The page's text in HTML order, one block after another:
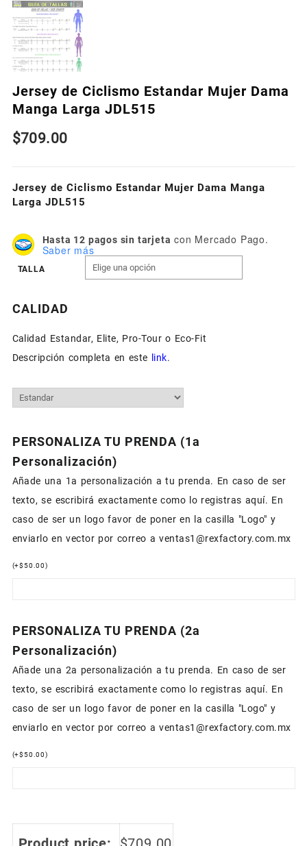
Jersey de Ciclismo Estandar Mujer Dama
Manga Larga JDL515
$709.00
Jersey de Ciclismo Estandar Mujer Dama Manga
Larga JDL515
Hasta 12 pagos sin tarjeta con Mercado Pago.
Saber más
TALLA
CALIDAD
Calidad Estandar, Elite, Pro-Tour o Eco-Fit
Descripción completa en este
link.
PERSONALIZA TU PRENDA (1a
Personalización)
Añade una 1a personalización a tu prenda. En caso de ser
texto, se escribirá exactamente como lo registras aquí. En
caso de ser un logo favor de poner en la casilla "Logo" y
enviarlo en vector por correo a ventas1@rexfactory.com.mx
(+$50.00)
PERSONALIZA TU PRENDA (2a
Personalización)
Añade una 2a personalización a tu prenda. En caso de ser
texto, se escribirá exactamente como lo registras aquí. En
caso de ser un logo favor de poner en la casilla "Logo" y
enviarlo en vector por correo a ventas1@rexfactory.com.mx
(+$50.00)